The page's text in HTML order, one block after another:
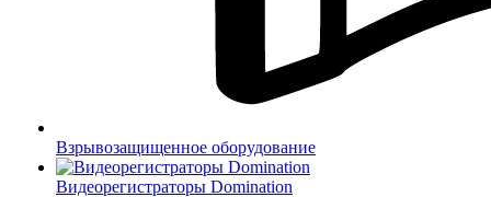
Взрывозащищенное оборудование
Видеорегистраторы Domination